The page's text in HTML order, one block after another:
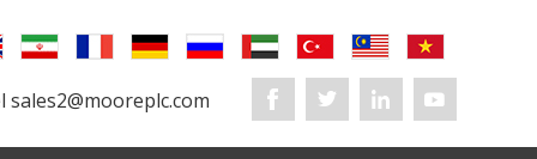
sales2@mooreplc.com